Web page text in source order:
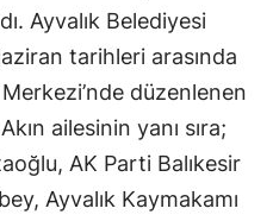
Ayvalık Belediyesi
tarihleri arasında
Merkezi’nde düzenlenen
ailesinin yanı sıra;
AK Parti Balıkesir
Ayvalık Kaymakamı